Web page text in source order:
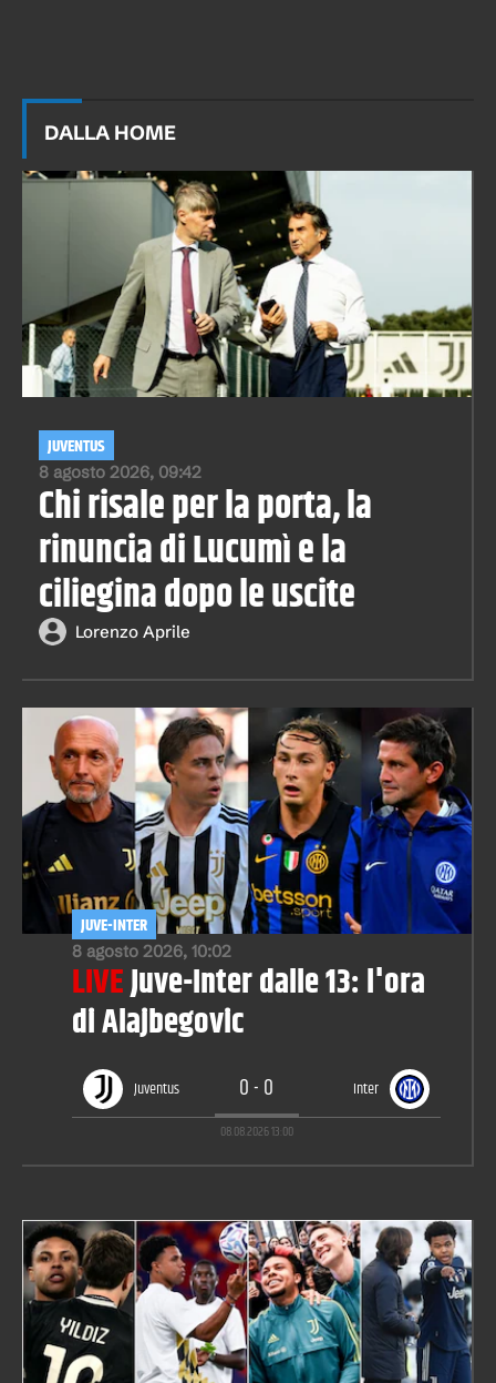
DALLA HOME
8 agosto 2026, 09:42
JUVENTUS
Chi risale per la porta, la
rinuncia di Lucumì e la
ciliegina dopo le uscite
Lorenzo Aprile
8 agosto 2026, 10:02
JUVE-INTER
LIVEJuve-Inter dalle 13: l'ora
di Alajbegovic
Juventus 0-0 Inter
08.08.202613:00